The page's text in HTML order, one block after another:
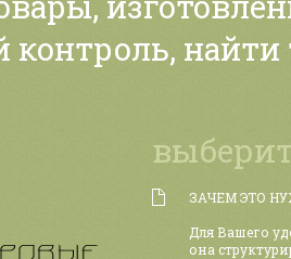
ЗАЧЕМ ЭТО
Для Вашего
она